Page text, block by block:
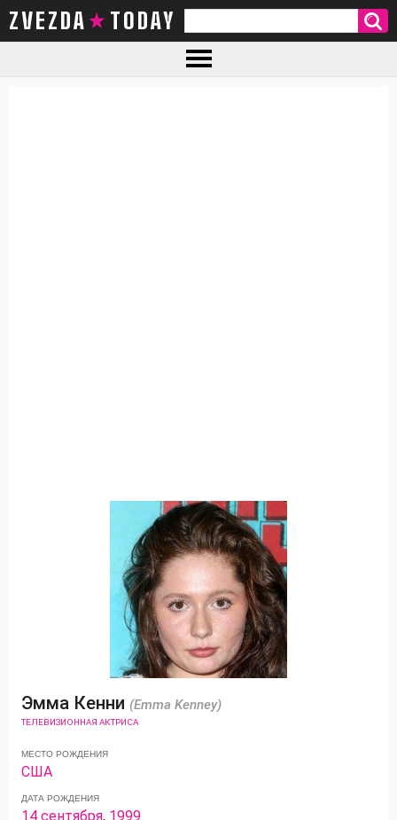
ZVEZDA TODAY
Эмма Кенни (Emma Kenney)
ТЕЛЕВИЗИОННАЯ АКТРИСА
МЕСТО РОЖДЕНИЯ
США
ДАТА РОЖДЕНИЯ
14 сентября, 1999